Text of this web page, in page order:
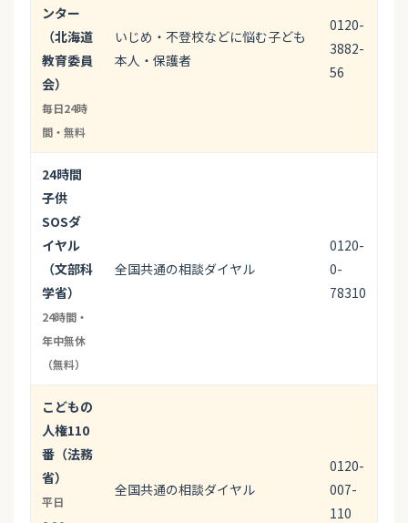
ンター
（北海道
教育委員
会）
毎日24時
間・無料
いじめ・不登校などに悩む子ども
本人・保護者
0120-
3882-
56
24時間
子供
SOSダ
イヤル
（文部科
学省）
24時間・
年中無休
（無料）
全国共通の相談ダイヤル
0120-
0-
78310
こどもの
人権110
番（法務
省）
平日
全国共通の相談ダイヤル
0120-
007-
110